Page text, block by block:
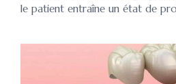
le patient entraîne un état de